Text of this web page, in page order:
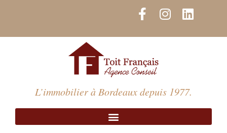
F
a
c
b
o
o
k
-
f
I
n
s
a
m
L
i
n
i
n
L’immobilier à Bordeaux depuis 1977.